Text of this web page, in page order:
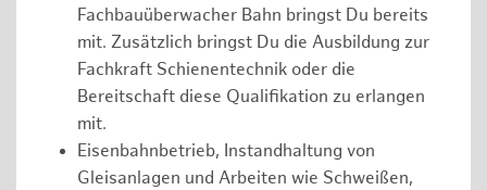
Fachbauüberwacher Bahn bringst Du bereits
mit. Zusätzlich bringst Du die Ausbildung zur
Fachkraft Schienentechnik oder die
Bereitschaft diese Qualifikation zu erlangen
mit.
Eisenbahnbetrieb, Instandhaltung von
Gleisanlagen und Arbeiten wie Schweißen,